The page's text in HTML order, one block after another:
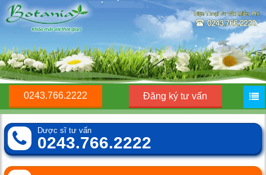
0243.766.2222 Đăng ký tư vấn
Dược sĩ tư vấn
0243.766.2222